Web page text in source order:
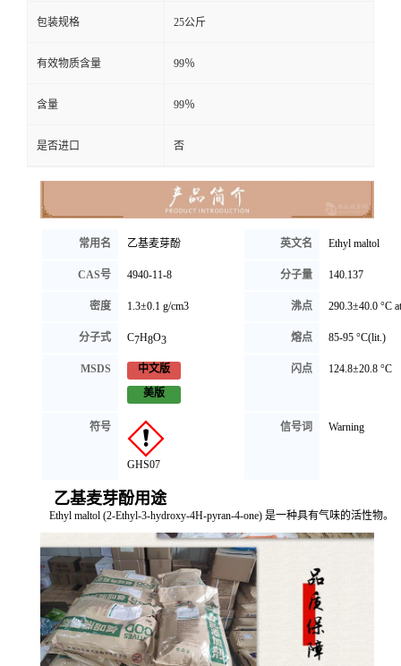
包装规格 25公斤
有效物质含量 99％
含量 99％
是否进口 否
常用名 乙基麦芽酚 英文名 Ethyl maltol
CAS号 4940-11-8 分子量 140.137
密度 1.3±0.1 g/cm3 沸点 290.3±40.0 °C
分子式 C7H8O3 熔点 85-95 °C(lit.)
MSDS
中文版
美版
闪点 124.8±20.8 °C
符号
GHS07
信号词 Warning
乙基麦芽酚用途
Ethyl maltol (2-Ethyl-3-hydroxy-4H-pyran-4-one) 是一种具有气味的活性物。